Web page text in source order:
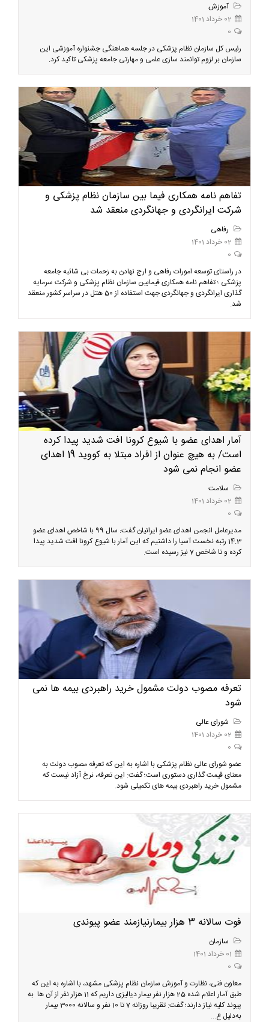
آموزش
02 خرداد 1401
0
رئیس کل سازمان نظام پزشکی در جلسه هماهنگی جشنواره آموزشی این
سازمان بر لزوم توانمند سازی علمی و مهارتی جامعه پزشکی تاکید کرد.
تفاهم نامه همکاری فیما بین سازمان نظام پزشکی و
شرکت ایرانگردی و جهانگردی منعقد شد
رفاهی
02 خرداد 1401
0
در راستای توسعه امورات رفاهی و ارج نهادن به زحمات بی شائبه جامعه
پزشکی ؛ تفاهم نامه همکاری فیمابین سازمان نظام پزشکی و شرکت سرمایه
گذاری ایرانگردی و جهانگردی جهت استفاده از 50 هتل در سراسر کشور منعقد
شد.
آمار اهدای عضو با شیوع کرونا افت شدید پیدا کرده
است/ به هیچ عنوان از افراد مبتلا به کووید 19 اهدای
عضو انجام نمی شود
سلامت
02 خرداد 1401
0
مدیرعامل انجمن اهدای عضو ایرانیان گفت: سال 99 با شاخص اهدای عضو
14.3 رتبه نخست آسیا را داشتیم که این آمار با شیوع کرونا افت شدید پیدا
کرده و تا شاخص 7 نیز رسیده است.
تعرفه مصوب دولت مشمول خرید راهبردی بیمه ها نمی
شود
شورای عالی
02 خرداد 1401
0
عضو شورای عالی نظام پزشکی با اشاره به این که تعرفه مصوب دولت به
معنای قیمت گذاری دستوری است؛ گفت: این تعرفه، نرخ آزاد نیست که
مشمول خرید راهبردی بیمه های تکمیلی شود.
فوت سالانه 3 هزار بیمارنیازمند عضو پیوندی
سازمان
01 خرداد 1401
0
معاون فنی، نظارت و آموزش سازمان نظام پزشکی مشهد، با اشاره به این که
طبق آمار اعلام شده 25 هزار نفر بیمار دیالیزی داریم که 11 هزار نفر از آن ها به
پیوند کلیه نیاز دارند؛ گفت: تقریبا روزانه 7 تا 10 نفر و سالانه 3000 بیمار
به‌دلیل ع...